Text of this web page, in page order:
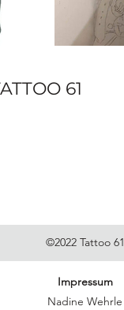
61
©2022 Tattoo 61
Impressum
Nadine Wehrle